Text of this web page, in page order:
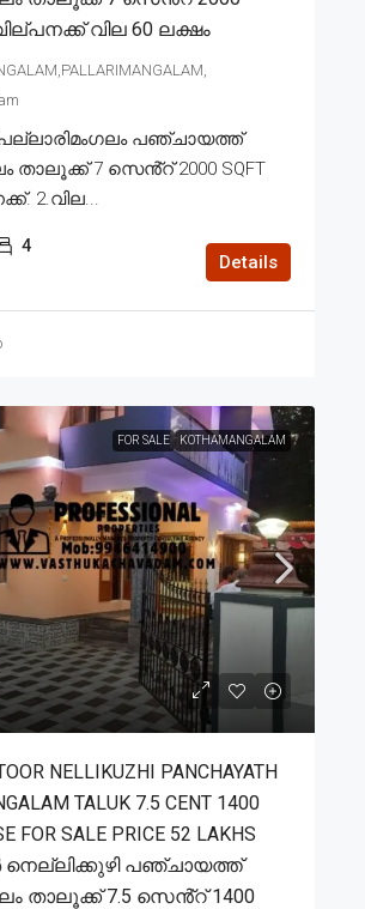
വില്പനക്ക് വില 60 ലക്ഷം
പല്ലാരിമംഗലം പഞ്ചായത്ത്
താലൂക്ക് 7 സെൻ്റ് 2000 SQFT
2.വില...
4
Details
FOR SALE KOTHAMANGALAM
NELLIKUZHI PANCHAYATH
TALUK 7.5 CENT 1400
FOR SALE PRICE 52 LAKHS
നെല്ലിക്കുഴി പഞ്ചായത്ത്
താലൂക്ക് 7.5 സെൻ്റ് 1400